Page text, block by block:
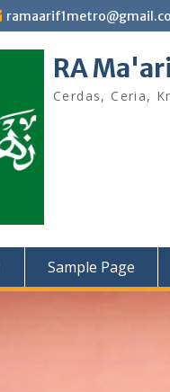
RA
Cerdas, Ceria,
Sample Page